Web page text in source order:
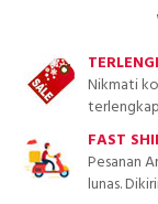
Nikmati
FAST
Pesanan
lunas.